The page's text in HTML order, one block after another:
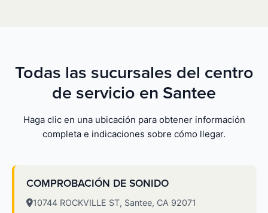
Todas las sucursales del centro
de servicio en Santee
Haga clic en una ubicación para obtener información
completa e indicaciones sobre cómo llegar.
COMPROBACIÓN DE SONIDO
10744 ROCKVILLE ST, Santee, CA 92071